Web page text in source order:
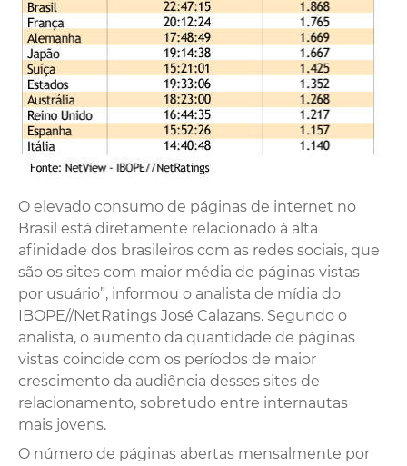
O elevado consumo de páginas de internet no
Brasil está diretamente relacionado à alta
afinidade dos brasileiros com as redes sociais, que
são os sites com maior média de páginas vistas
por usuário”, informou o analista de mídia do
IBOPE//NetRatings José Calazans. Segundo o
analista, o aumento da quantidade de páginas
vistas coincide com os períodos de maior
crescimento da audiência desses sites de
relacionamento, sobretudo entre internautas
mais jovens.
O número de páginas abertas mensalmente por